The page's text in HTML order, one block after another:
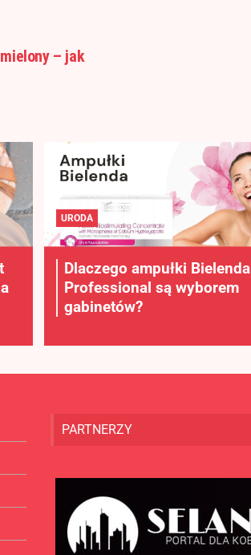
– jak
URODA
Dlaczego ampułki Bielenda
Professional są wyborem
gabinetów?
PARTNERZY